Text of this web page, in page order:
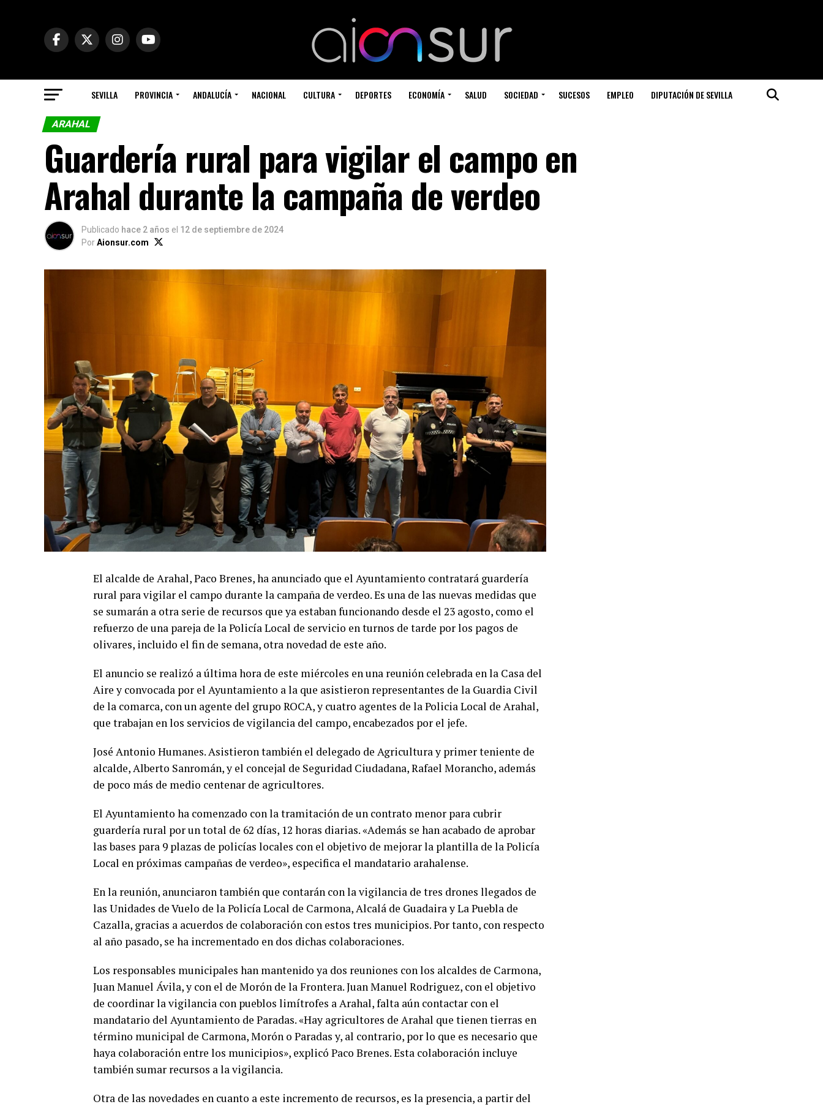
SEVILLA PROVINCIA ANDALUCÍA NACIONAL CULTURA DEPORTES ECONOMÍA SALUD SOCIEDAD SUCESOS EMPLEO DIPUTACIÓN DE SEVILLA
ARAHAL
Guardería rural para vigilar el campo en
Arahal durante la campaña de verdeo
Publicado hace 2 años el 12 de septiembre de 2024
PorAionsur.com
El alcalde de Arahal, Paco Brenes, ha anunciado que el Ayuntamiento contratará guardería
rural para vigilar el campo durante la campaña de verdeo. Es una de las nuevas medidas que
se sumarán a otra serie de recursos que ya estaban funcionando desde el 23 agosto, como el
refuerzo de una pareja de la Policía Local de servicio en turnos de tarde por los pagos de
olivares, incluido el fin de semana, otra novedad de este año.
El anuncio se realizó a última hora de este miércoles en una reunión celebrada en la Casa del
Aire y convocada por el Ayuntamiento a la que asistieron representantes de la Guardia Civil
de la comarca, con un agente del grupo ROCA, y cuatro agentes de la Policia Local de Arahal,
que trabajan en los servicios de vigilancia del campo, encabezados por el jefe.
José Antonio Humanes. Asistieron también el delegado de Agricultura y primer teniente de
alcalde, Alberto Sanromán, y el concejal de Seguridad Ciudadana, Rafael Morancho, además
de poco más de medio centenar de agricultores.
El Ayuntamiento ha comenzado con la tramitación de un contrato menor para cubrir
guardería rural por un total de 62 días, 12 horas diarias. «Además se han acabado de aprobar
las bases para 9 plazas de policías locales con el objetivo de mejorar la plantilla de la Policía
Local en próximas campañas de verdeo», especifica el mandatario arahalense.
En la reunión, anunciaron también que contarán con la vigilancia de tres drones llegados de
las Unidades de Vuelo de la Policía Local de Carmona, Alcalá de Guadaira y La Puebla de
Cazalla, gracias a acuerdos de colaboración con estos tres municipios. Por tanto, con respecto
al año pasado, se ha incrementado en dos dichas colaboraciones.
Los responsables municipales han mantenido ya dos reuniones con los alcaldes de Carmona,
Juan Manuel Ávila, y con el de Morón de la Frontera. Juan Manuel Rodriguez, con el objetivo
de coordinar la vigilancia con pueblos limítrofes a Arahal, falta aún contactar con el
mandatario del Ayuntamiento de Paradas. «Hay agricultores de Arahal que tienen tierras en
término municipal de Carmona, Morón o Paradas y, al contrario, por lo que es necesario que
haya colaboración entre los municipios», explicó Paco Brenes. Esta colaboración incluye
también sumar recursos a la vigilancia.
Otra de las novedades en cuanto a este incremento de recursos, es la presencia, a partir del